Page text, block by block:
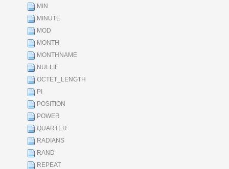
MIN
MINUTE
MOD
MONTH
MONTHNAME
NULLIF
OCTET_LENGTH
PI
POSITION
POWER
QUARTER
RADIANS
RAND
REPEAT